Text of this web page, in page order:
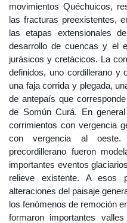
movimientos Quéchuicos,
las fracturas preexistentes,
las etapas extensionales
desarrollo de cuencas y el
jurásicos y cretácicos. La
definidos, uno cordillerano y
una faja corrida y plegada,
de antepaís que
de Somún Curá. En
corrimientos con vergencia
con vergencia al
precordillerano fueron
importantes eventos
relieve existente. A esos
alteraciones del paisaje
los fenómenos de remoción
formaron importantes